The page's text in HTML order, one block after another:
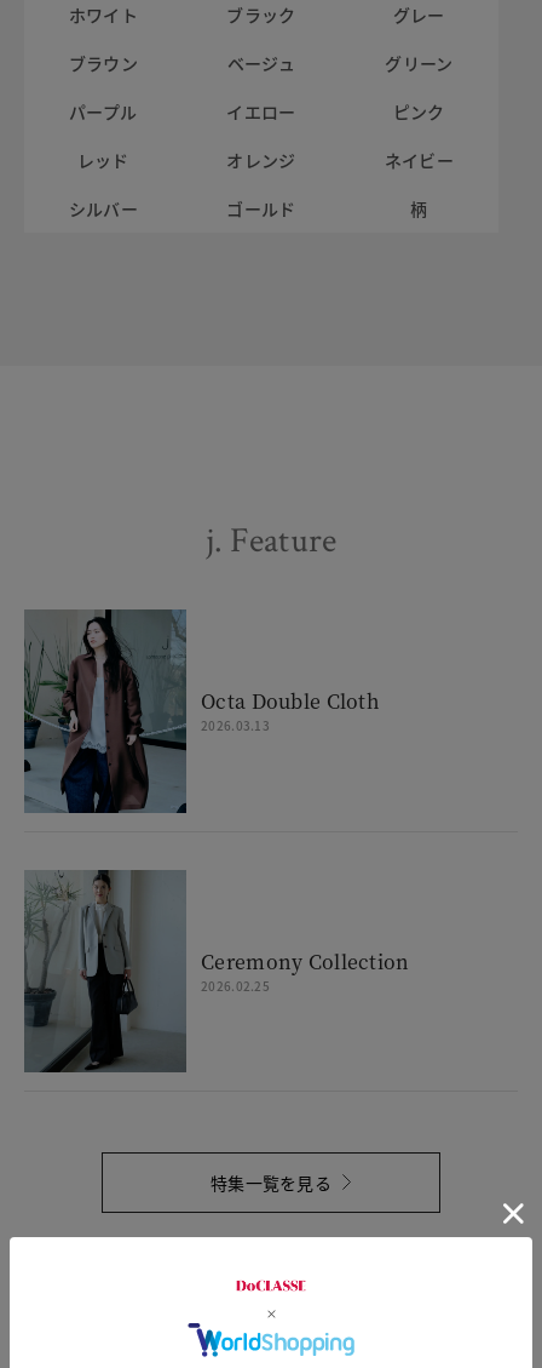
ホワイト ブラック
グレー
ブラウン
ベージュ
グリーン
パープル
イエロー
ピンク
レッド
オレンジ
ネイビー
シルバー
ゴールド 柄
j. Feature
Octa Double Cloth
2026.03.13
Ceremony Collection
2026.02.25
特集一覧を見る